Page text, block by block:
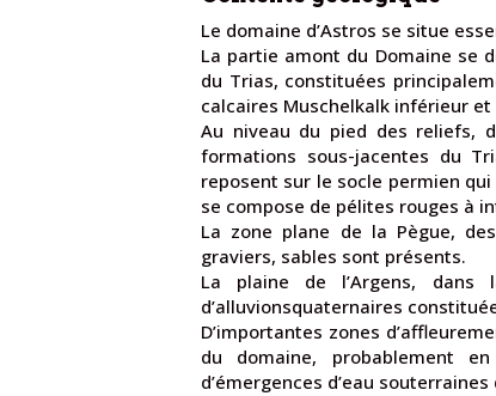
Le domaine d’Astros se situe
La partie amont du Domaine se
du Trias, constituées
calcaires Muschelkalk inférieur
Au niveau du pied des reliefs,
formations sous-jacentes du
reposent sur le socle permien
se compose de pélites rouges à
La zone plane de la Pègue,
graviers, sables sont présents.
La plaine de l’Argens,
d’alluvionsquaternaires
D’importantes zones
du domaine, probablement
d’émergences d’eau